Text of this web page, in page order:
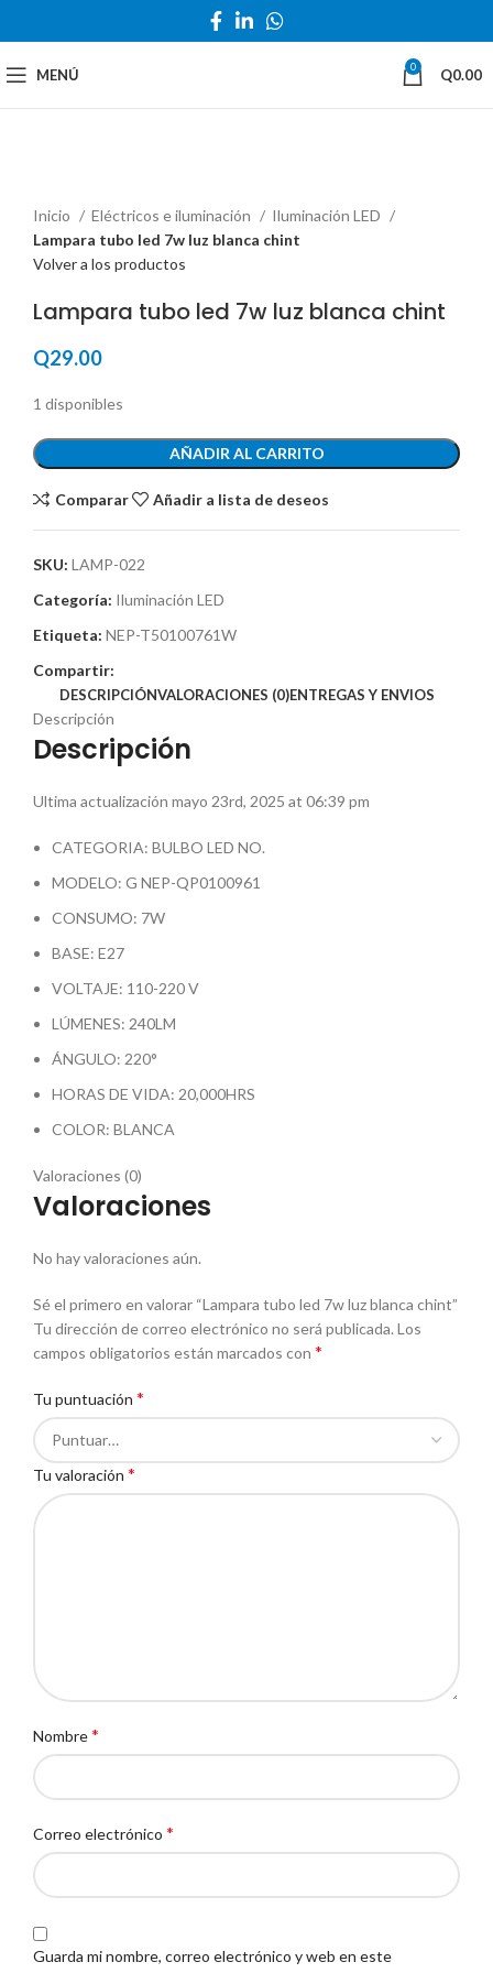
MENÚ 0 Q0.00
Inicio
Eléctricos e iluminación
Iluminación LED
Lampara tubo led 7w luz blanca chint
Volver a los productos
Lampara tubo led 7w luz blanca chint
Q29.00
1 disponibles
AÑADIR AL CARRITO
Comparar Añadir a lista de deseos
SKU: LAMP-022
Categoría: Iluminación LED
Etiqueta: NEP-T50100761W
Compartir:
DESCRIPCIÓNVALORACIONES (0)ENTREGAS Y ENVIOS
Descripción
Descripción
Ultima actualización mayo 23rd, 2025 at 06:39 pm
CATEGORIA: BULBO LED NO.
MODELO: G NEP-QP0100961
CONSUMO: 7W
BASE: E27
VOLTAJE: 110-220 V
LÚMENES: 240LM
ÁNGULO: 220°
HORAS DE VIDA: 20,000HRS
COLOR: BLANCA
Valoraciones (0)
Valoraciones
No hay valoraciones aún.
Sé el primero en valorar “Lampara tubo led 7w luz blanca chint”
Tu dirección de correo electrónico no será publicada.Los
campos obligatorios están marcados con *
Tu puntuación *
Tu valoración *
Nombre*
Correo electrónico *
Guarda mi nombre, correo electrónico y web en este